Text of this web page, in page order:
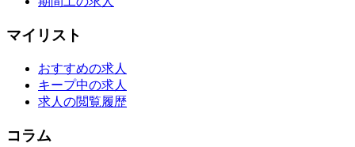
マイリスト
おすすめの求人
キープ中の求人
求人の閲覧履歴
コラム